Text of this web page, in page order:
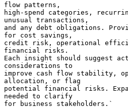
flow patterns,
high-spend categories,
unusual transactions,
and any debt obligations.
for cost savings,
credit risk, operational
financial risks.
Each insight should suggest
considerations to
improve cash flow stability,
allocation, or flag
potential financial risks.
needed to clarify
for business stakeholders.`